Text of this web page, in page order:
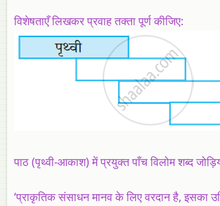
विशेषताएँ लिखकर प्रवाह तक्ता पूर्ण कीजिए:
पाठ (पृथ्वी-आकाश) में प्रयुक्त पाँच विलोम शब्द
‘प्राकृतिक संसाधन मानव के लिए वरदान है, इसका